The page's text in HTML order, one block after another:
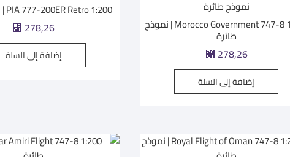
Morocco Government 747-8 1:200 | نموذج
طائرة
⃁ 278,26
إضافة إلى السلة
PIA 777-200ER Retro 1:200 | نموذج طائرة
⃁ 278,26
إضافة إلى السلة